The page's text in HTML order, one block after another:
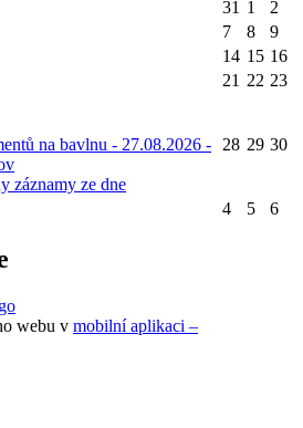
31 1
2
7 8
9
14 15 16
21 22 23
na bavlnu - 27.08.2026 -
záznamy ze dne
28 29 30
4 5 6
webu v mobilní aplikaci –